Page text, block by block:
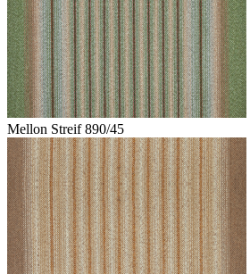
Mellon Streif 890/45